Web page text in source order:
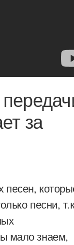
за
песен,
песни,
мало знаем,